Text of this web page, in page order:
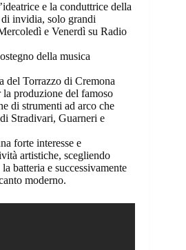
e la conduttrice della
invidia, solo grandi
e Venerdì su Radio
della musica
del Torrazzo di Cremona
produzione del famoso
di strumenti ad arco che
Stradivari, Guarneri e
forte interesse e
artistiche, scegliendo
batteria e successivamente
moderno.